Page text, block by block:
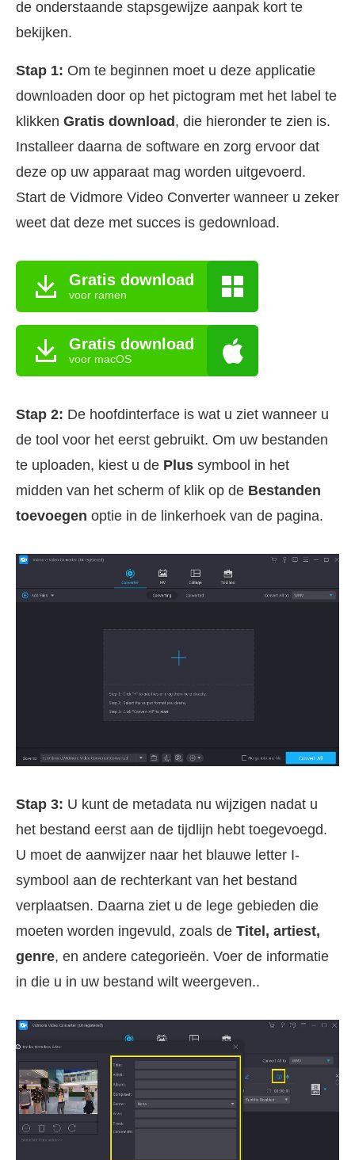
de onderstaande stapsgewijze aanpak kort te
bekijken.
Stap 1: Om te beginnen moet u deze applicatie
downloaden door op het pictogram met het label te
klikken Gratis download, die hieronder te zien is.
Installeer daarna de software en zorg ervoor dat
deze op uw apparaat mag worden uitgevoerd.
Start de Vidmore Video Converter wanneer u zeker
weet dat deze met succes is gedownload.
Gratis download
voor ramen
Gratis download
voor macOS
Stap 2: De hoofdinterface is wat u ziet wanneer u
de tool voor het eerst gebruikt. Om uw bestanden
te uploaden, kiest u de Plus symbool in het
midden van het scherm of klik op de Bestanden
toevoegen optie in de linkerhoek van de pagina.
Stap 3: U kunt de metadata nu wijzigen nadat u
het bestand eerst aan de tijdlijn hebt toegevoegd.
U moet de aanwijzer naar het blauwe letter I-
symbool aan de rechterkant van het bestand
verplaatsen. Daarna ziet u de lege gebieden die
moeten worden ingevuld, zoals de Titel, artiest,
genre, en andere categorieën. Voer de informatie
in die u in uw bestand wilt weergeven..